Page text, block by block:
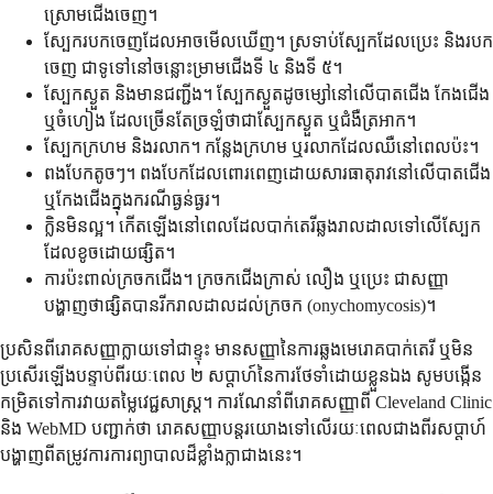
ស្រោមជើងចេញ។
ស្បែករបកចេញដែលអាចមើលឃើញ។ ស្រទាប់ស្បែកដែលប្រេះ និងរបក
ចេញ ជាទូទៅនៅចន្លោះម្រាមជើងទី ៤ និងទី ៥។
ស្បែកស្ងួត និងមានជញ្ជីង។ ស្បែកស្ងួតដូចម្សៅនៅលើបាតជើង កែងជើង
ឬចំហៀង ដែលច្រើនតែច្រឡំថាជាស្បែកស្ងួត ឬជំងឺត្រអាក។
ស្បែកក្រហម និងរលាក។ កន្លែងក្រហម ឬរលាកដែលឈឺនៅពេលប៉ះ។
ពងបែកតូចៗ។ ពងបែកដែលពោរពេញដោយសារធាតុរាវនៅលើបាតជើង
ឬកែងជើងក្នុងករណីធ្ងន់ធ្ងរ។
ក្លិនមិនល្អ។ កើតឡើងនៅពេលដែលបាក់តេរីឆ្លងរាលដាលទៅលើស្បែក
ដែលខូចដោយផ្សិត។
ការប៉ះពាល់ក្រចកជើង។ ក្រចកជើងក្រាស់ លឿង ឬប្រេះ ជាសញ្ញា
បង្ហាញថាផ្សិតបានរីករាលដាលដល់ក្រចក (onychomycosis)។
ប្រសិនពីរោគសញ្ញាក្លាយទៅជាខ្ទុះ មានសញ្ញានៃការឆ្លងមេរោគបាក់តេរី ឬមិន
ប្រសើរឡើងបន្ទាប់ពីរយៈពេល ២ សប្តាហ៍នៃការថែទាំដោយខ្លួនឯង សូមបង្កើន
កម្រិតទៅការវាយតម្លៃវេជ្ជសាស្រ្ត។ ការណែនាំពីរោគសញ្ញាពី Cleveland Clinic
និង WebMD បញ្ជាក់ថា រោគសញ្ញាបន្តរយោងទៅលើរយៈពេលជាងពីរសប្តាហ៍
បង្ហាញពីតម្រូវការការព្យាបាលដ៏ខ្លាំងក្លាជាងនេះ។